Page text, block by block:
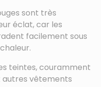
sont très
éclat, car les
facilement sous
teintes, couramment
autres vêtements